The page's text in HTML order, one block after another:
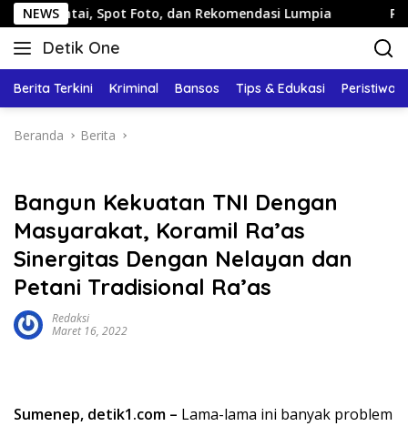
Langsung
ke
konten
NEWSSpot Foto, dan Rekomendasi Lumpia Panduan
Detik One
Tajam
Fakta
Berita Terkini Kriminal Bansos Tips & Edukasi Peristiwa
Beranda Berita
Bangun Kekuatan TNI Dengan
Masyarakat, Koramil Ra’as
Sinergitas Dengan Nelayan dan
Petani Tradisional Ra’as
Redaksi
Maret 16, 2022
Sumenep, detik1.com – Lama-lama ini banyak problem